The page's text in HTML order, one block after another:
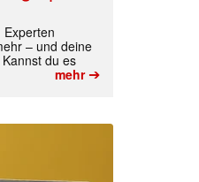
Experten
– und deine
du es
mehr➔